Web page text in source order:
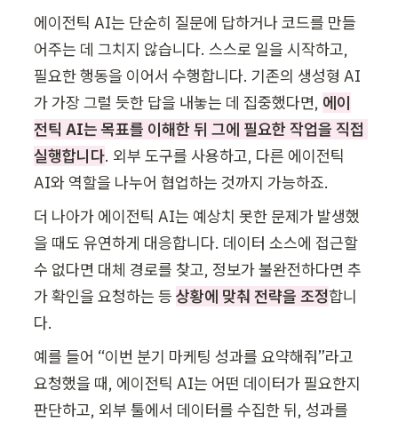
에이전틱 AI는 단순히 질문에 답하거나 코드를 만들
어주는 데 그치지 않습니다. 스스로 일을 시작하고,
필요한 행동을 이어서 수행합니다. 기존의 생성형 AI
가 가장 그럴 듯한 답을 내놓는 데 집중했다면, 에이
전틱 AI는 목표를 이해한 뒤 그에 필요한 작업을 직접
실행합니다. 외부 도구를 사용하고, 다른 에이전틱
AI와 역할을 나누어 협업하는 것까지 가능하죠.
더 나아가 에이전틱 AI는 예상치 못한 문제가 발생했
을 때도 유연하게 대응합니다. 데이터 소스에 접근할
수 없다면 대체 경로를 찾고, 정보가 불완전하다면 추
가 확인을 요청하는 등 상황에 맞춰 전략을 조정합니
다.
예를 들어 “이번 분기 마케팅 성과를 요약해줘”라고
요청했을 때, 에이전틱 AI는 어떤 데이터가 필요한지
판단하고, 외부 툴에서 데이터를 수집한 뒤, 성과를